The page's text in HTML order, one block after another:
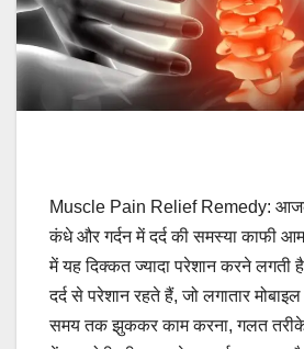
Muscle Pain Relief Remedy:
कंधे और गर्दन में दर्द की समस्या काफी
में यह दिक्कत ज्यादा परेशान करने लगती
दर्द से परेशान रहते हैं, जो लगातार
समय तक झुककर काम करना, गलत तरीके